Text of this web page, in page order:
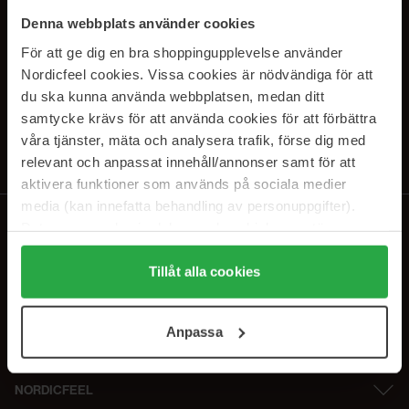
Denna webbplats använder cookies
För att ge dig en bra shoppingupplevelse använder
Nordicfeel cookies. Vissa cookies är nödvändiga för att
du ska kunna använda webbplatsen, medan ditt
samtycke krävs för att använda cookies för att förbättra
våra tjänster, mäta och analysera trafik, förse dig med
relevant och anpassat innehåll/annonser samt för att
aktivera funktioner som används på sociala medier
media (kan innefatta behandling av personuppgifter).
Genom att trycka på "Tillåt alla cookies" accepterar du
alla cookies, medan du under "Detaljer" kan anpassa
användningen av cookies. Du kan när som helst återkalla
samt vår Integritetspolicy.
Tillåt alla cookies
Anpassa
SUBSCRIBE TO OUR
NEWSLETTER
E-mail
Ved at abonnere accepterer du voresprivatlivspolitik. Afmeld til enhver
NORDICFEEL